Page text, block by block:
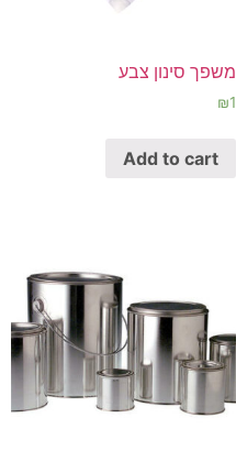
משפך סינון צבע
₪1
Add to cart